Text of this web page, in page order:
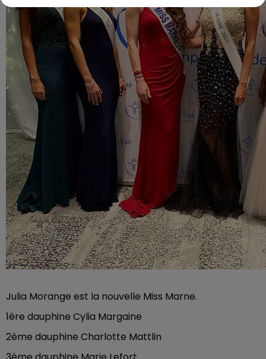
Julia Morange est la nouvelle Miss Marne.
1ère dauphine Cylia Margaine
2ème dauphine Charlotte Mattlin